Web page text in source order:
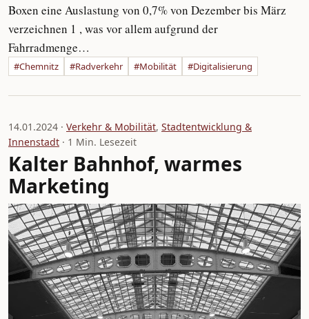
Boxen eine Auslastung von 0,7% von Dezember bis März
verzeichnen 1 , was vor allem aufgrund der
Fahrradmenge…
#Chemnitz #Radverkehr #Mobilität #Digitalisierung
14.01.2024 · Verkehr & Mobilität, Stadtentwicklung &
Innenstadt · 1 Min. Lesezeit
Kalter Bahnhof, warmes
Marketing